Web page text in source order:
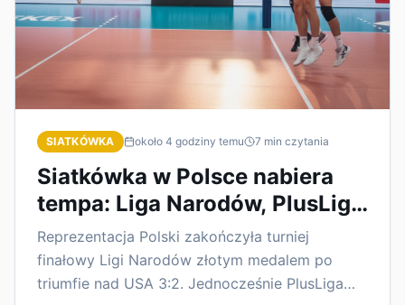
SIATKÓWKA około 4 godziny temu 7 min czytania
Siatkówka w Polsce nabiera
tempa: Liga Narodów, PlusLiga
i transfery
Reprezentacja Polski zakończyła turniej
finałowy Ligi Narodów złotym medalem po
triumfie nad USA 3:2. Jednocześnie PlusLiga